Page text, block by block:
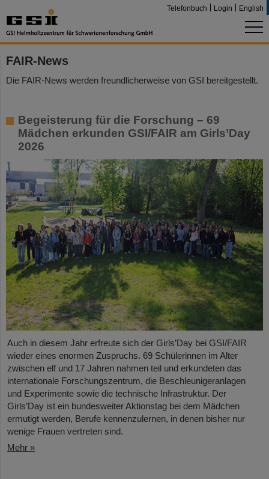
Telefonbuch Login English
FAIR-News
Die FAIR-News werden freundlicherweise von GSI bereitgestellt.
Begeisterung für die Forschung – 69
Mädchen erkunden GSI/FAIR am Girls’Day
2026
Auch in diesem Jahr erfreute sich der Girls’Day bei GSI/FAIR
wieder eines enormen Zuspruchs. 69 Schülerinnen im Alter
zwischen elf und 17 Jahren nahmen teil und erkundeten das
internationale Forschungszentrum, die Beschleunigeranlagen
und Experimente sowie die technische Infrastruktur. Der
Girls’Day ist ein bundesweiter Aktionstag bei dem Mädchen
ermutigt werden, Berufe kennenzulernen, in denen bisher nur
wenige Frauen vertreten sind.
Mehr »